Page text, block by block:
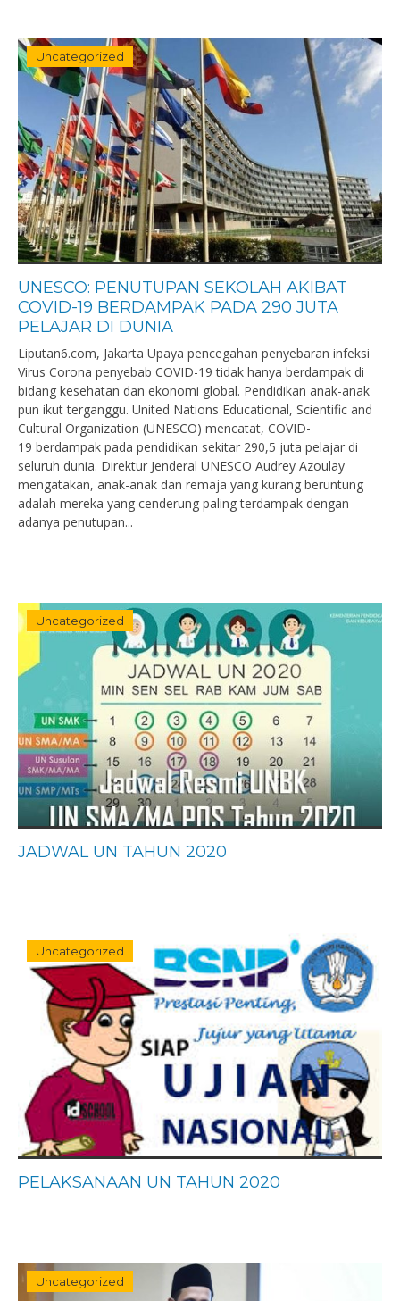
Uncategorized
UNESCO: PENUTUPAN SEKOLAH AKIBAT
COVID-19 BERDAMPAK PADA 290 JUTA
PELAJAR DI DUNIA
Liputan6.com, Jakarta Upaya pencegahan penyebaran infeksi
Virus Corona penyebab COVID-19 tidak hanya berdampak di
bidang kesehatan dan ekonomi global. Pendidikan anak-anak
pun ikut terganggu. United Nations Educational, Scientific and
Cultural Organization (UNESCO) mencatat, COVID-
19 berdampak pada pendidikan sekitar 290,5 juta pelajar di
seluruh dunia. Direktur Jenderal UNESCO Audrey Azoulay
mengatakan, anak-anak dan remaja yang kurang beruntung
adalah mereka yang cenderung paling terdampak dengan
adanya penutupan...
Uncategorized
JADWAL UN TAHUN 2020
Uncategorized
PELAKSANAAN UN TAHUN 2020
Uncategorized